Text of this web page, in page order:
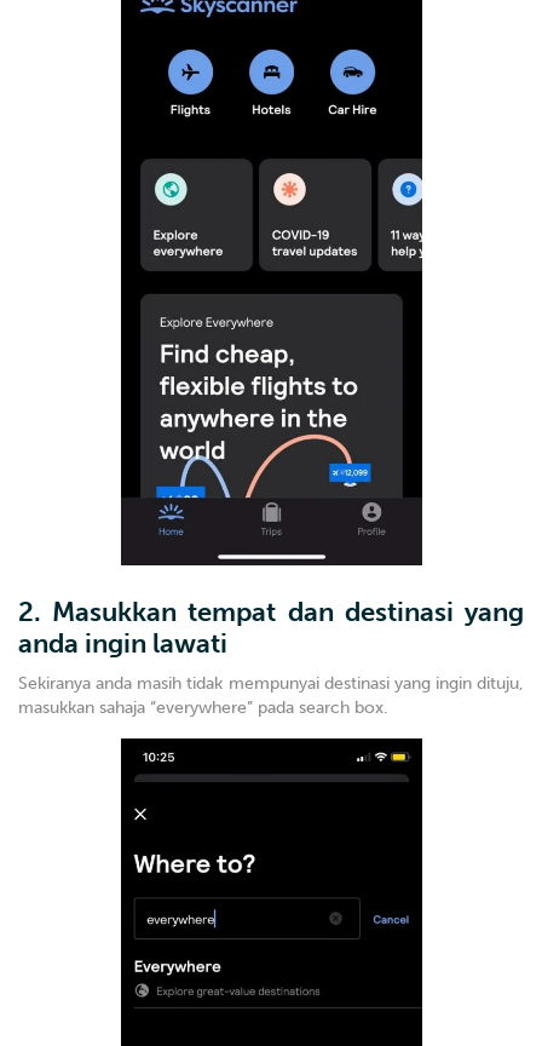
2. Masukkan tempat dan destinasi yang
anda ingin lawati
Sekiranya anda masih tidak mempunyai destinasi yang ingin dituju,
masukkan sahaja “everywhere” pada search box.